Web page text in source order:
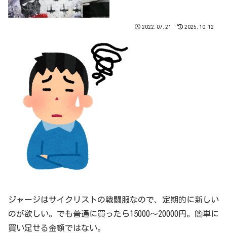
2022.07.21 2025.10.12
ジャージはサイクリストの戦闘服なので、定期的に新しい
のが欲しい。でも普通に買ったら15000～20000円。簡単に
買い足せる金額ではない。